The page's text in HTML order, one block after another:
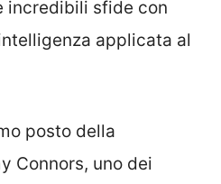
incredibili sfide con
applicata al
posto della
Connors, uno dei